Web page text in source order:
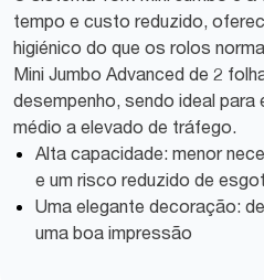
tempo e custo reduzido,
higiénico do que os rolos
Mini Jumbo Advanced de 2
desempenho, sendo ideal
médio a elevado de tráfego.
Alta capacidade: menor
e um risco reduzido de
Uma elegante decoração:
uma boa impressão